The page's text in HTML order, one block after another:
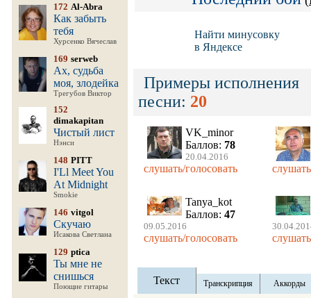
172 Al-Abra
Как забыть
тебя
Хурсенко Вячеслав
169 serweb
Ах, судьба
моя, злодейка
Трегубов Виктор
152
dimakapitan
Чистый лист
Нэнси
148 PITT
I'Ll Meet You
At Midnight
Smokie
146 vitgol
Скучаю
Исакова Светлана
129 ptica
Ты мне не
снишься
Поющие гитары
Найти минусовку
в Яндексе
Примеры исполнения
песни: 20
VK_minor
Баллов: 78
20.04.2016
слушать/голосовать
Tanya_kot
Баллов: 47
09.05.2016
слушать/голосовать
Текст Транскрипция Аккорды